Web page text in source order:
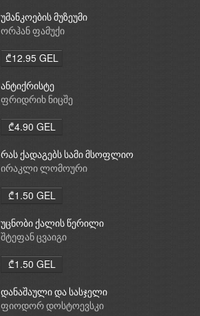
უმანკოების მუზეუმი
ორჰან ფამუქი
₾12.95 GEL
ანტიქრისტე
ფრიდრიხ ნიცშე
₾4.90 GEL
რას ქადაგებს სამი მსოფლიო
რელიგია: ბუდიზმი,
ირაკლი ლომოური
₾1.50 GEL
უცნობი ქალის წერილი
შტეფან ცვაიგი
₾1.50 GEL
დანაშაული და სასჯელი
ფიოდორ დოსტოევსკი